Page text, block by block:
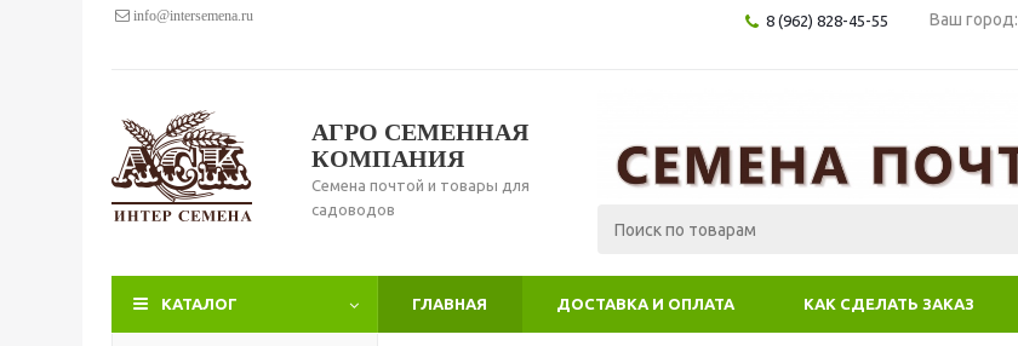
info@intersemena.ru 8 (962) 828-45-55 Ваш город:
АГРО СЕМЕННАЯ
КОМПАНИЯ
Семена почтой и товары для
садоводов
КАТАЛОГ ГЛАВНАЯ ДОСТАВКА И ОПЛАТА КАК СДЕЛАТЬ ЗАКАЗ